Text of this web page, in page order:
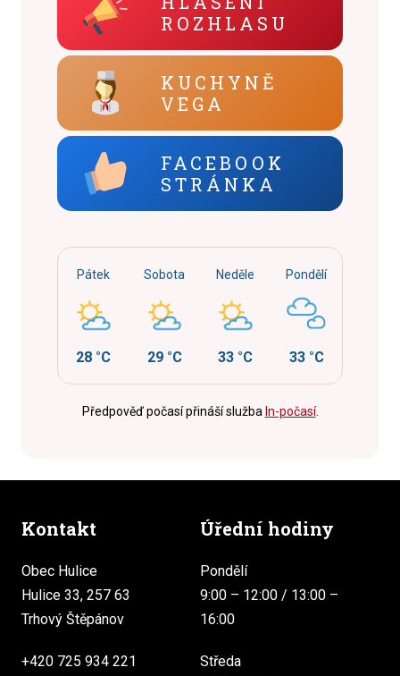
ROZHLASU
KUCHYNĚ
VEGA
FACEBOOK
STRÁNKA
Pátek
28 °C
Sobota
29 °C
Neděle
33 °C
Pondělí
33 °C
Předpověď počasí přináší služba In-počasí.
Kontakt
Obec Hulice
Hulice 33, 257 63
Trhový Štěpánov
+420 725 934 221
Úřední hodiny
Pondělí
9:00 – 12:00 / 13:00 –
16:00
Středa